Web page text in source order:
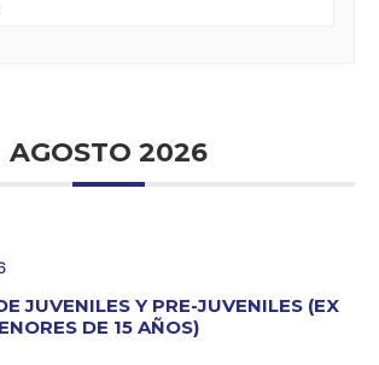
AGOSTO 2026
JUVENILES Y PRE-JUVENILES (EX
DE 15 AÑOS)